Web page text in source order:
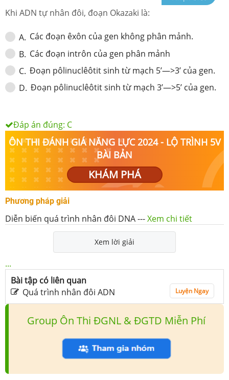
Khi ADN tự nhân đôi, đoạn Okazaki là:
A. Các đoạn êxôn của gen không phân mảnh.
B. Các đoạn intrôn của gen phân mảnh
C. Đoạn pôlinuclêôtit sinh từ mạch 5’—>3’ của gen.
D. Đoạn pôlinuclêôtit sinh từ mạch 3’—>5’ của gen.
Đáp án đúng: C
ÔN THI ĐÁNH GIÁ NĂNG LỰC 2024 - LỘ TRÌNH 5V
BÀI BẢN
KHÁM PHÁ
Phương pháp giải
Diễn biến quá trình nhân đôi DNA---Xem chi tiết
Xem lời giải
...
Bài tập có liên quan
Quá trình nhân đôi ADN
Luyện Ngay
Group Ôn Thi ĐGNL & ĐGTD Miễn Phí